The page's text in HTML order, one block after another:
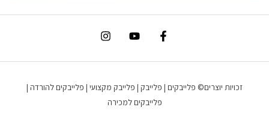
זכויות יוצרים© פלייבקים | פלייבק | פלייבק מקצועי | פלייבקים להורדה |
פלייבקים למכירה